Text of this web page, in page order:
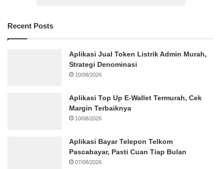
Recent Posts
Aplikasi Jual Token Listrik Admin Murah,
Strategi Denominasi
10/08/2026
Aplikasi Top Up E-Wallet Termurah, Cek
Margin Terbaiknya
10/08/2026
Aplikasi Bayar Telepon Telkom
Pascabayar, Pasti Cuan Tiap Bulan
07/08/2026